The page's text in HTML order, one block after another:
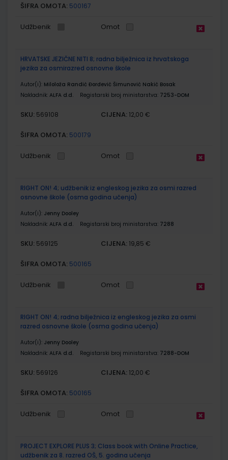
ŠIFRA OMOTA: 500167
Udžbenik Omot
HRVATSKE JEZIČNE NITI 8; radna bilježnica iz hrvatskoga
jezika za osmirazred osnovne škole
Autor(i): Miloloža Randić Đorđević Šimunović Nakić Bosak
Nakladnik: ALFA d.d. Registarski broj ministarstva: 7253-DOM
SKU: 569108 CIJENA: 12,00 €
ŠIFRA OMOTA: 500179
Udžbenik Omot
RIGHT ON! 4; udžbenik iz engleskog jezika za osmi razred
osnovne škole (osma godina učenja)
Autor(i): Jenny Dooley
Nakladnik: ALFA d.d. Registarski broj ministarstva: 7288
SKU: 569125 CIJENA: 19,85 €
ŠIFRA OMOTA: 500165
Udžbenik Omot
RIGHT ON! 4; radna bilježnica iz engleskog jezika za osmi
razred osnovne škole (osma godina učenja)
Autor(i): Jenny Dooley
Nakladnik: ALFA d.d. Registarski broj ministarstva: 7288-DOM
SKU: 569126 CIJENA: 12,00 €
ŠIFRA OMOTA: 500165
Udžbenik Omot
PROJECT EXPLORE PLUS 3; Class book with Online Practice,
udžbenik za 8. razred OŠ, 5. godina učenja